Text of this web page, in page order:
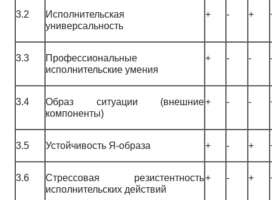
3.2
Исполнительская
универсальность
+ - +
3.3
Профессиональные
исполнительские умения
+ - -
3.4
Образ ситуации (внешние
компоненты)
+ - -
3.5 Устойчивость Я-образа + - +
3.6
Стрессовая резистентность
исполнительских действий
+ - +